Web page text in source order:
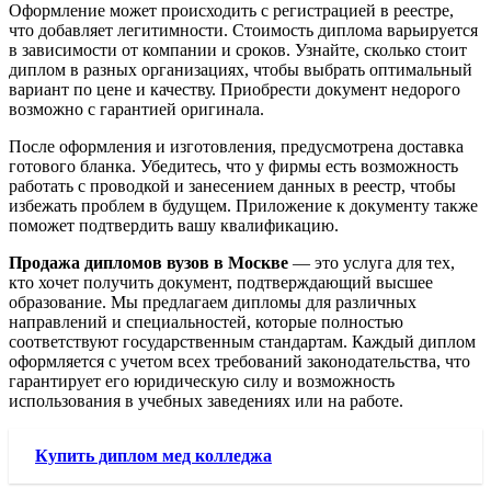
Оформление может происходить с регистрацией в реестре,
что добавляет легитимности. Стоимость диплома варьируется
в зависимости от компании и сроков. Узнайте, сколько стоит
диплом в разных организациях, чтобы выбрать оптимальный
вариант по цене и качеству. Приобрести документ недорого
возможно с гарантией оригинала.
После оформления и изготовления, предусмотрена доставка
готового бланка. Убедитесь, что у фирмы есть возможность
работать с проводкой и занесением данных в реестр, чтобы
избежать проблем в будущем. Приложение к документу также
поможет подтвердить вашу квалификацию.
Продажа дипломов вузов в Москве — это услуга для тех,
кто хочет получить документ, подтверждающий высшее
образование. Мы предлагаем дипломы для различных
направлений и специальностей, которые полностью
соответствуют государственным стандартам. Каждый диплом
оформляется с учетом всех требований законодательства, что
гарантирует его юридическую силу и возможность
использования в учебных заведениях или на работе.
Купить диплом мед колледжа